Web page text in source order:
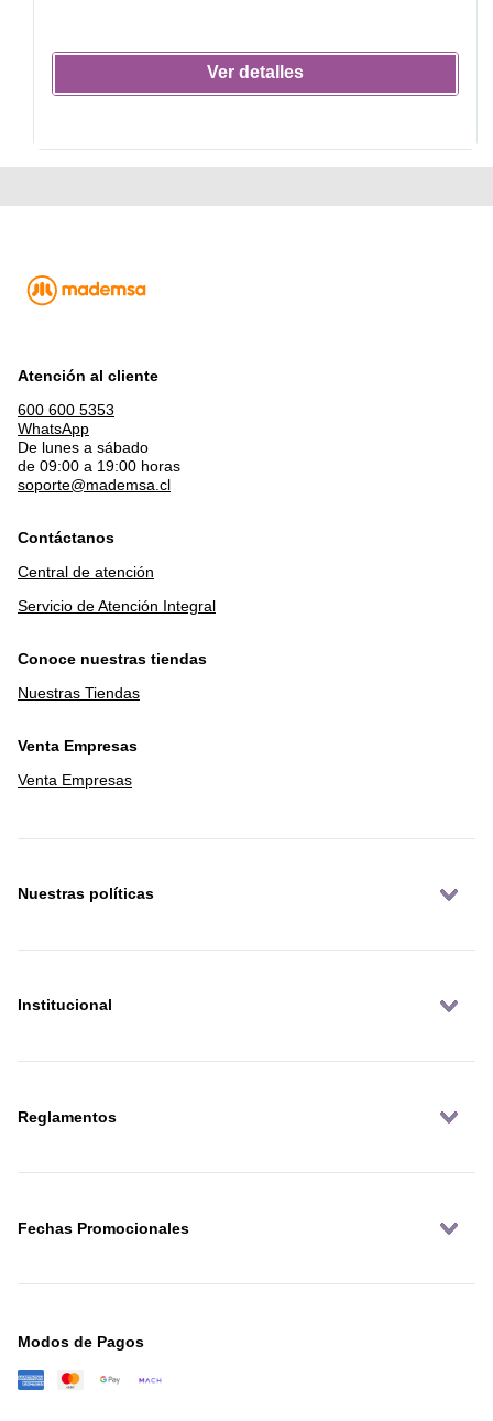
Ver detalles
Atención al cliente
600 600 5353
WhatsApp
De lunes a sábado
de 09:00 a 19:00 horas
soporte@mademsa.cl
Contáctanos
Central de atención
Servicio de Atención Integral
Conoce nuestras tiendas
Nuestras Tiendas
Venta Empresas
Venta Empresas
Nuestras políticas
Institucional
Reglamentos
Fechas Promocionales
Modos de Pagos